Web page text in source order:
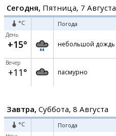
Сегодня, Пятница, 7 Августа
°C Погода
День
+15° небольшой дождь
Вечер
+11° пасмурно
Завтра, Суббота, 8 Августа
°C Погода